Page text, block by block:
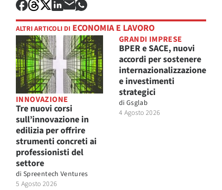
ALTRI ARTICOLI DI ECONOMIA E LAVORO
INNOVAZIONE
Tre nuovi corsi
sull’innovazione in
edilizia per offrire
strumenti concreti ai
professionisti del
settore
di Spreentech Ventures
5 Agosto 2026
GRANDI IMPRESE
BPER e SACE, nuovi
accordi per sostenere
internazionalizzazione
e investimenti
strategici
di Gsglab
4 Agosto 2026